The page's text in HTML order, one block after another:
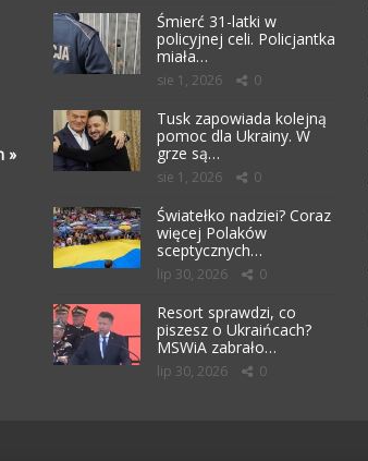
»
Śmierć 31-latki w
policyjnej celi. Policjantka
miała…
sie 1, 2026 0
Tusk zapowiada kolejną
pomoc dla Ukrainy. W
grze są…
sie 1, 2026 0
Światełko nadziei? Coraz
więcej Polaków
sceptycznych…
lip 30, 2026 0
Resort sprawdzi, co
piszesz o Ukraińcach?
MSWiA zabrało…
lip 30, 2026 0